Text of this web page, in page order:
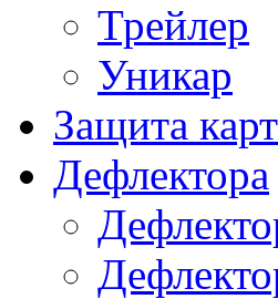
Трейлер
Уникар
Защита
Дефлектора